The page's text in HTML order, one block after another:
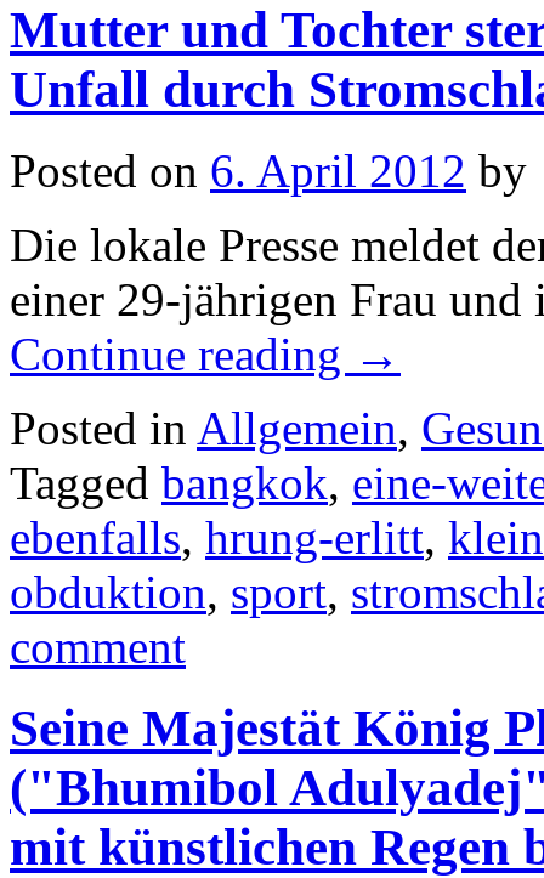
Mutter und Tochter
Unfall durch
Posted on 6. April 2012 by
Die lokale Presse meldet
einer 29-jährigen Frau und
Continue reading →
Posted in Allgemein,
Tagged bangkok, eine-
ebenfalls, hrung-erlitt,
obduktion, sport,
comment
Seine Majestät König
("Bhumibol
mit künstlichen Regen